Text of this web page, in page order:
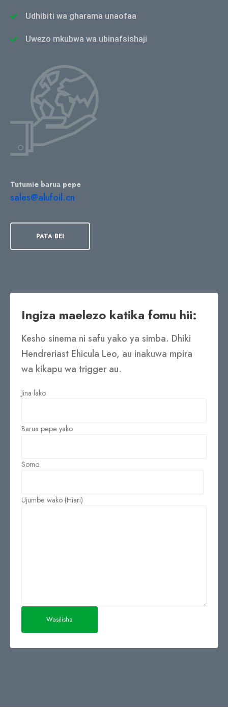
Udhibiti wa gharama unaofaa
Uwezo mkubwa wa ubinafsishaji
Tutumie barua pepe
sales@alufoil.cn
PATA BEI
Ingiza maelezo katika fomu hii:
Kesho sinema ni safu yako ya simba. Dhiki
Hendreriast Ehicula Leo, au inakuwa mpira
wa kikapu wa trigger au.
Jina lako
Barua pepe yako
Somo
Ujumbe wako (Hiari)